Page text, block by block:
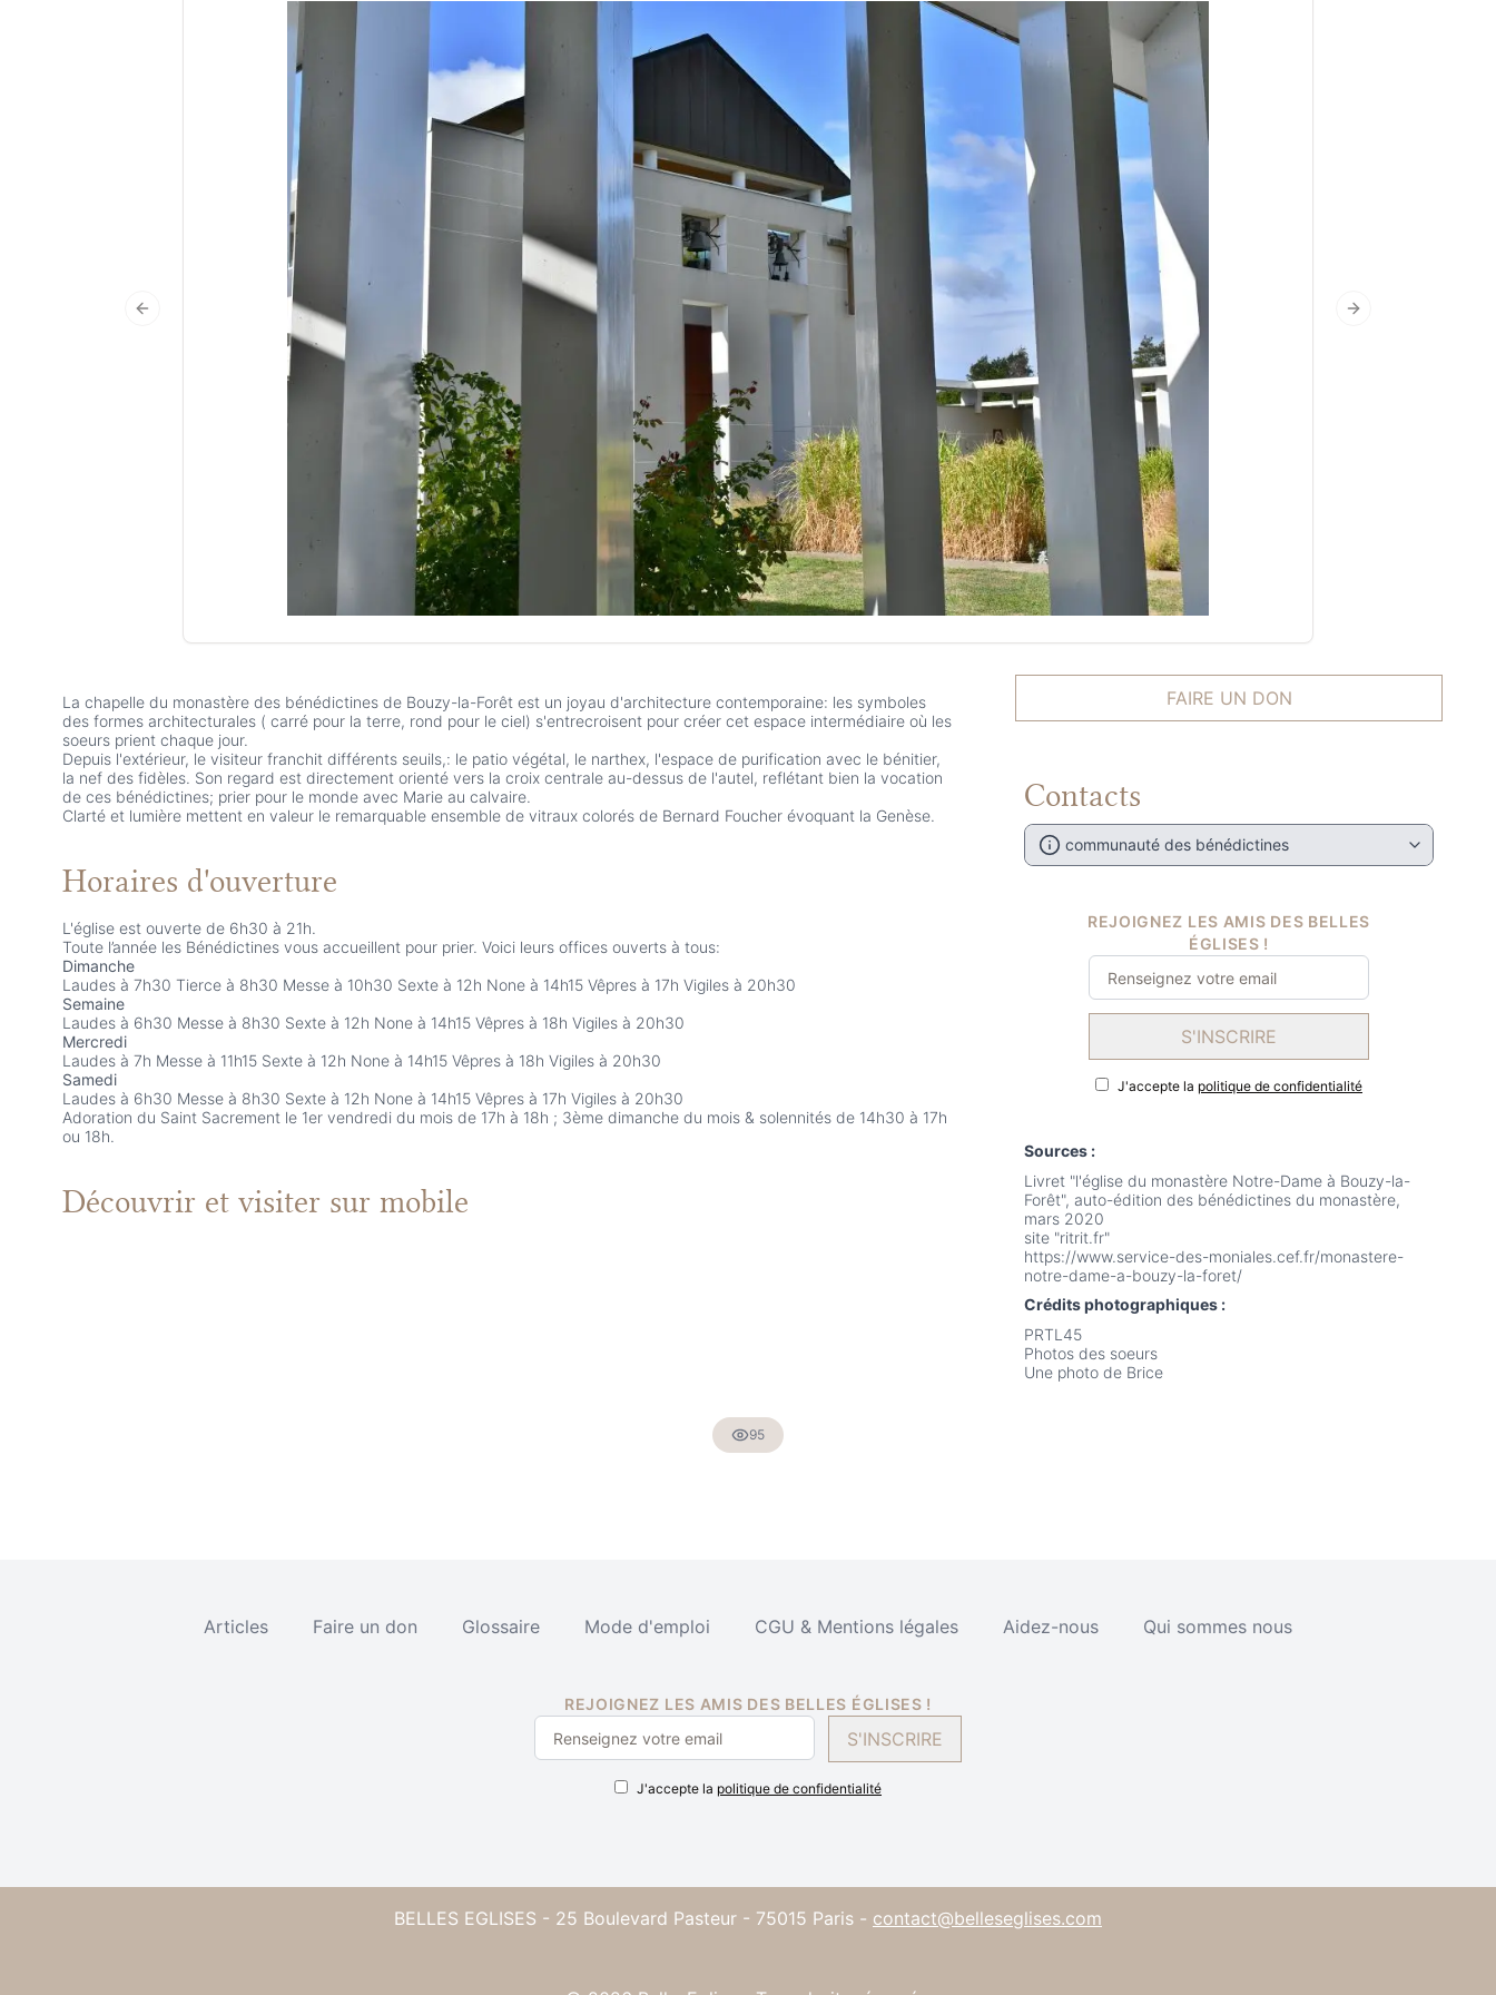
Previous slide Next slide
La chapelle du monastère des bénédictines de Bouzy-la-Forêt est un joyau d'architecture contemporaine: les symboles
des formes architecturales ( carré pour la terre, rond pour le ciel) s'entrecroisent pour créer cet espace intermédiaire où les
soeurs prient chaque jour.
Depuis l'extérieur, le visiteur franchit différents seuils,: le patio végétal, le narthex, l'espace de purification avec le bénitier,
la nef des fidèles. Son regard est directement orienté vers la croix centrale au-dessus de l'autel, reflétant bien la vocation
de ces bénédictines; prier pour le monde avec Marie au calvaire.
Clarté et lumière mettent en valeur le remarquable ensemble de vitraux colorés de Bernard Foucher évoquant la Genèse.
Horaires d'ouverture
L'église est ouverte de 6h30 à 21h.
Toute l’année les Bénédictines vous accueillent pour prier. Voici leurs offices ouverts à tous:
Dimanche
Laudes à 7h30 Tierce à 8h30 Messe à 10h30 Sexte à 12h None à 14h15 Vêpres à 17h Vigiles à 20h30
Semaine
Laudes à 6h30 Messe à 8h30 Sexte à 12h None à 14h15 Vêpres à 18h Vigiles à 20h30
Mercredi
Laudes à 7h Messe à 11h15 Sexte à 12h None à 14h15 Vêpres à 18h Vigiles à 20h30
Samedi
Laudes à 6h30 Messe à 8h30 Sexte à 12h None à 14h15 Vêpres à 17h Vigiles à 20h30
Adoration du Saint Sacrement le 1er vendredi du mois de 17h à 18h ; 3ème dimanche du mois & solennités de 14h30 à 17h
ou 18h.
Découvrir et visiter sur mobile
FAIRE UN DON
Contacts
communauté des bénédictines
REJOIGNEZ LES AMIS DES BELLES
ÉGLISES !
S'INSCRIRE
J'accepte la politique de confidentialité
Sources :
Livret "l'église du monastère Notre-Dame à Bouzy-la-
Forêt", auto-édition des bénédictines du monastère,
mars 2020
site "ritrit.fr"
https://www.service-des-moniales.cef.fr/monastere-
notre-dame-a-bouzy-la-foret/
Crédits photographiques :
PRTL45
Photos des soeurs
Une photo de Brice
95
Articles Faire un don Glossaire Mode d'emploi CGU & Mentions légales Aidez-nous Qui sommes nous
REJOIGNEZ LES AMIS DES BELLES ÉGLISES !
S'INSCRIRE
J'accepte la politique de confidentialité
BELLES EGLISES - 25 Boulevard Pasteur - 75015 Paris - contact@belleseglises.com